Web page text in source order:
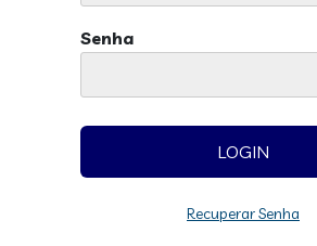
Senha
Recuperar Senha